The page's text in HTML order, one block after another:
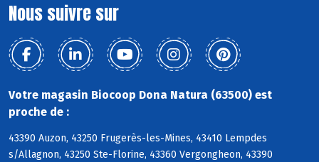
Nous suivre sur
Votre magasin Biocoop Dona Natura (63500) est
proche de :
43390 Auzon, 43250 Frugerès-les-Mines, 43410 Lempdes
s/Allagnon, 43250 Ste-Florine, 43360 Vergongheon, 43390